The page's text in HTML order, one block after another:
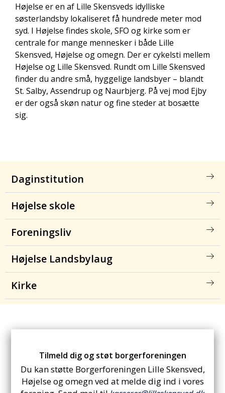
Højelse er en af Lille Skensveds idylliske
søsterlandsby lokaliseret få hundrede meter mod
syd. I Højelse findes skole, SFO og kirke som er
centrale for mange mennesker i både Lille
Skensved, Højelse og omegn. Der er cykelsti mellem
Højelse og Lille Skensved. Rundt om Lille Skensved
finder du andre små, hyggelige landsbyer – blandt
St. Salby, Assendrup og Naurbjerg. På vej mod Ejby
er der også skøn natur og fine steder at bosætte
sig.
Daginstitution
Højelse skole
Foreningsliv
Højelse Landsbylaug
Kirke
Tilmeld dig og støt borgerforeningen
Du kan støtte Borgerforeningen Lille Skensved,
Højelse og omegn ved at melde dig ind i vores